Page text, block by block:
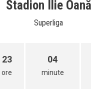
Stadion Ilie Oană
Superliga
23
ore
04
minute